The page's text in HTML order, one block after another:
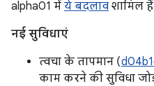
alpha01 में ये बदलाव शामिल
नई सुविधाएं
त्वचा के तापमान (
काम करने की सुविधा